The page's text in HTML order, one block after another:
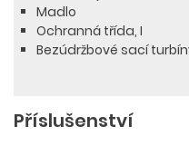
Madlo
Ochranná třída, I
Bezúdržbové sací
Příslušenství